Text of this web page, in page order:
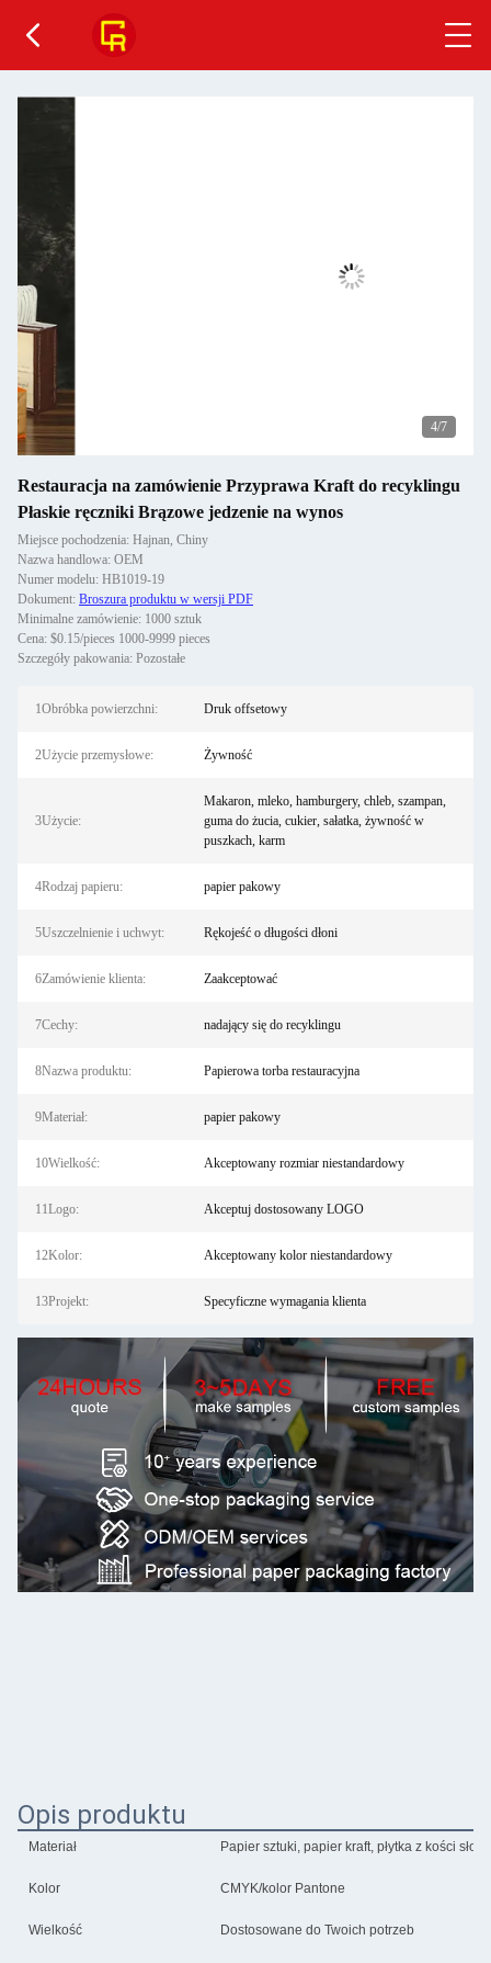
4/7
Restauracja na zamówienie Przyprawa Kraft do recyklingu
Płaskie ręczniki Brązowe jedzenie na wynos
Miejsce pochodzenia: Hajnan, Chiny
Nazwa handlowa: OEM
Numer modelu: HB1019-19
Dokument: Broszura produktu w wersji PDF
Minimalne zamówienie: 1000 sztuk
Cena: $0.15/pieces 1000-9999 pieces
Szczegóły pakowania: Pozostałe
1Obróbka powierzchni: Druk offsetowy
2Użycie przemysłowe: Żywność
3Użycie:
Makaron, mleko, hamburgery, chleb, szampan,
guma do żucia, cukier, sałatka, żywność w
puszkach, karm
4Rodzaj papieru: papier pakowy
5Uszczelnienie i uchwyt: Rękojeść o długości dłoni
6Zamówienie klienta: Zaakceptować
7Cechy: nadający się do recyklingu
8Nazwa produktu: Papierowa torba restauracyjna
9Materiał: papier pakowy
10Wielkość: Akceptowany rozmiar niestandardowy
11Logo: Akceptuj dostosowany LOGO
12Kolor: Akceptowany kolor niestandardowy
13Projekt: Specyficzne wymagania klienta
Opis produktu
Materiał Papier sztuki, papier kraft, płytka z kości
Kolor CMYK/kolor Pantone
Wielkość Dostosowane do Twoich potrzeb